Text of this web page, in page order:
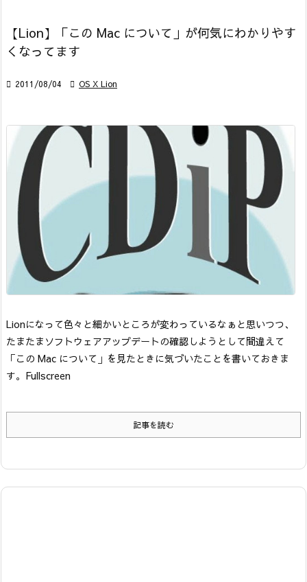
【Lion】「この Mac について」が何気にわかりやす
くなってます
 2011/08/04  OS X Lion
Lionになって色々と細かいところが変わっているなぁと思いつつ、
たまたまソフトウェアアップデートの確認しようとして間違えて
「この Mac について」を見たときに気づいたことを書いておきま
す。 Fullscreen
記事を読む